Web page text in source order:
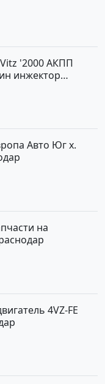
'2000 АКПП
инжектор
Авто Юг х.
на
4VZ-FE